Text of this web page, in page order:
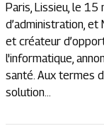
Paris, Lissieu, le
d’administration,
et créateur
l'informatique,
santé. Aux termes
solution...